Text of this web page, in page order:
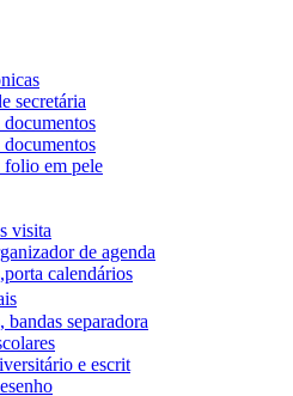
secretária
documentos
documentos
folio em pele
visita
de agenda
calendários
bandas separadora
e escrit